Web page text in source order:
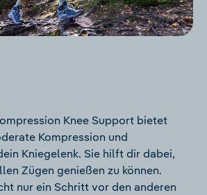
Knee Support bietet
Kompression und
Kniegelenk. Sie hilft dir dabei,
Zügen genießen zu können.
nur ein Schritt vor den anderen